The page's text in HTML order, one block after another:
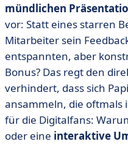
mündlichen
vor: Statt eines starren
Mitarbeiter sein
entspannten, aber
Bonus? Das regt den
verhindert, dass sich
ansammeln, die oftmals
für die Digitalfans:
oder eine interaktive